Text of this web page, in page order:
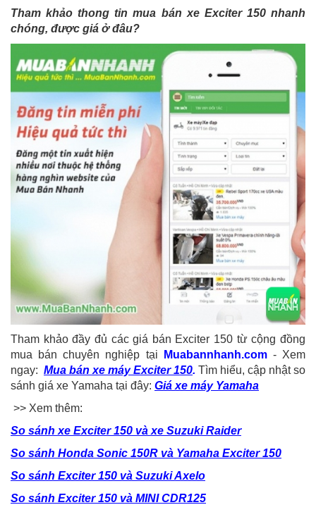
Tham khảo thong tin mua bán xe Exciter 150nhanh
chóng, được giá ở đâu?
Tham khảo đầy đủ các giá bán Exciter 150 từ cộng đồng
mua bán chuyên nghiệp tại
Muabannhanh.com- Xem
ngay: Mua bán xe máy Exciter 150. Tìm hiểu, cập nhật so
sánh giá xe Yamaha tại đây: Giá xe máy Yamaha
>> Xem thêm:
So sánh xe Exciter 150 và xe Suzuki Raider
So sánh Honda Sonic 150R và Yamaha Exciter 150
So sánh Exciter 150 và Suzuki Axelo
So sánh Exciter 150 và MINI CDR125